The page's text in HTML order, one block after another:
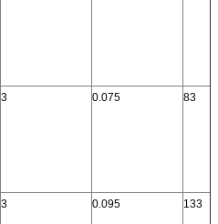
3 0.075 83
3 0.095 133